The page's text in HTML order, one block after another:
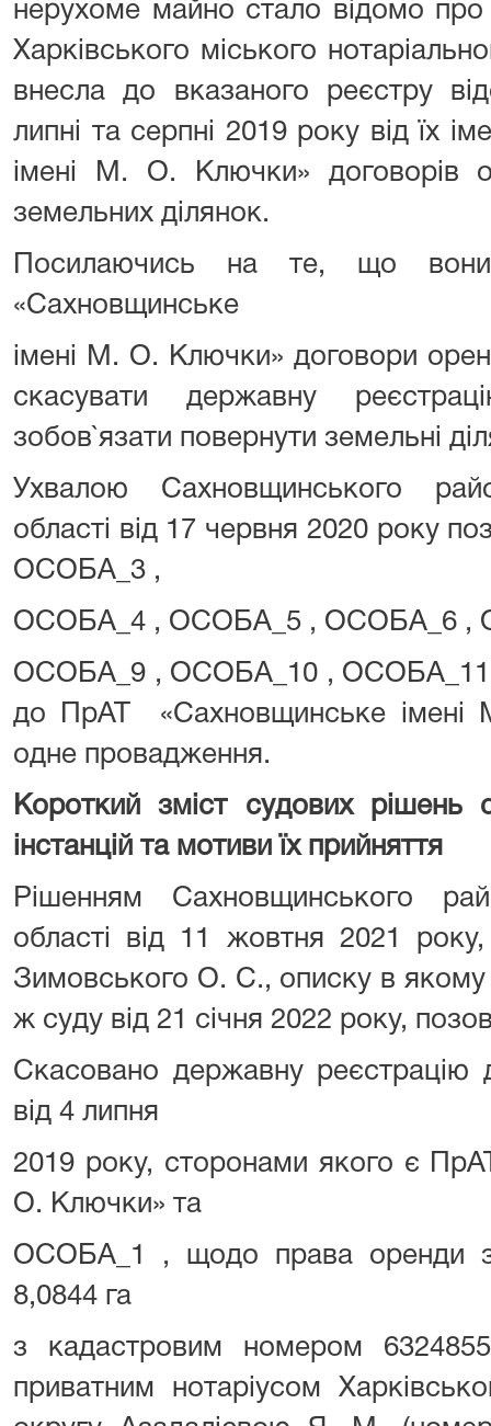
нерухоме майно стало відомо
Харківського міського
внесла до вказаного реєстру
липні та серпні 2019 року від їх
імені М. О. Ключки» договорів
земельних ділянок.
Посилаючись на те, що
«Сахновщинське
імені М. О. Ключки» договори
скасувати державну
зобов`язати повернути земельні
Ухвалою Сахновщинського
області від 17 червня 2020 року
ОСОБА_3 ,
ОСОБА_4 , ОСОБА_5 , ОСОБА_6 ,
ОСОБА_9 , ОСОБА_10 ,
до ПрАТ «Сахновщинське імені
одне провадження.
Короткий зміст судових рішень
інстанцій та мотиви їх прийняття
Рішенням Сахновщинського
області від 11 жовтня 2021
Зимовського О. С., описку в
ж суду від 21 січня 2022 року,
Скасовано державну реєстрацію
від 4 липня
2019 року, сторонами якого є
О. Ключки» та
ОСОБА_1 , щодо права оренди
8,0844 га
з кадастровим номером
приватним нотаріусом